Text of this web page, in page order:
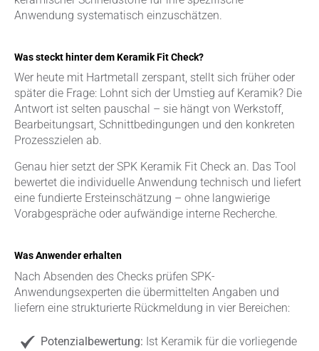
Anwendung systematisch einzuschätzen.
Was steckt hinter dem Keramik Fit Check?
Wer heute mit Hartmetall zerspant, stellt sich früher oder
später die Frage: Lohnt sich der Umstieg auf Keramik? Die
Antwort ist selten pauschal – sie hängt von Werkstoff,
Bearbeitungsart, Schnittbedingungen und den konkreten
Prozesszielen ab.
Genau hier setzt der SPK Keramik Fit Check an. Das Tool
bewertet die individuelle Anwendung technisch und liefert
eine fundierte Ersteinschätzung – ohne langwierige
Vorabgespräche oder aufwändige interne Recherche.
Was Anwender erhalten
Nach Absenden des Checks prüfen SPK-
Anwendungsexperten die übermittelten Angaben und
liefern eine strukturierte Rückmeldung in vier Bereichen:
Potenzialbewertung: Ist Keramik für die vorliegende